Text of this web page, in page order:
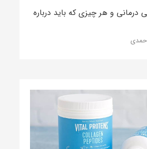
و هر چیزی که باید درباره